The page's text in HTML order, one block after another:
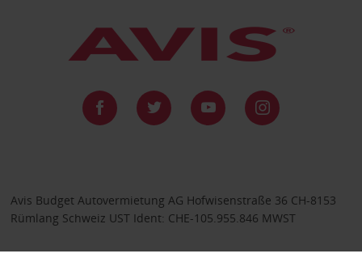
Avis Budget Autovermietung AG Hofwisenstraße 36 CH-8153
Rümlang Schweiz UST Ident: CHE-105.955.846 MWST